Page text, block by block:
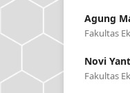
Agung
Fakultas
Novi
Fakultas